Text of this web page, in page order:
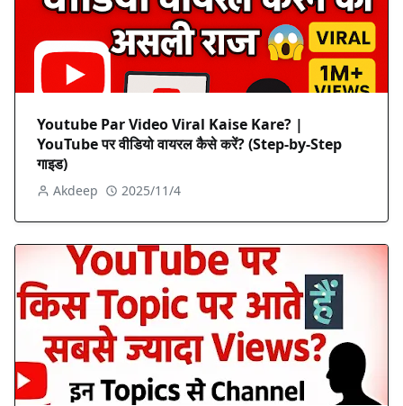
Youtube Par Video Viral Kaise Kare? |
YouTube पर वीडियो वायरल कैसे करें? (Step-by-Step
गाइड)
Akdeep 2025/11/4